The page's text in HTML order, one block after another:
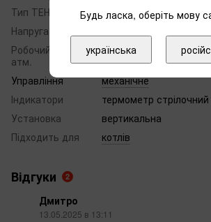
Тип ТЕНа
сухий
Напруга, В
Робочий тиск
атм.
6
Управління
механічне
Індикатори
термометр стрілочний
Установка
вертикальна
Підходить для
котлів
Відгуки 2
Дмитро
13.05.2025 в 13:11
Будь ласка, оберіть мову
українська